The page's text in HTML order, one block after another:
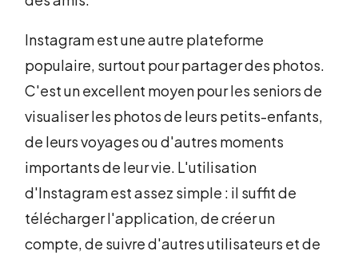
Instagram est une autre plateforme
populaire, surtout pour partager des photos.
C'est un excellent moyen pour les seniors de
visualiser les photos de leurs petits-enfants,
de leurs voyages ou d'autres moments
importants de leur vie. L'utilisation
d'Instagram est assez simple : il suffit de
télécharger l'application, de créer un
compte, de suivre d'autres utilisateurs et de